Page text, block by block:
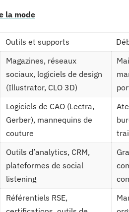
la mode
Outils et supports
Magazines, réseaux
sociaux, logiciels de design
(Illustrator, CLO 3D)
Logiciels de CAO (Lectra,
Gerber), mannequins de
couture
Outils d’analytics, CRM,
plateformes de social
listening
Référentiels RSE,